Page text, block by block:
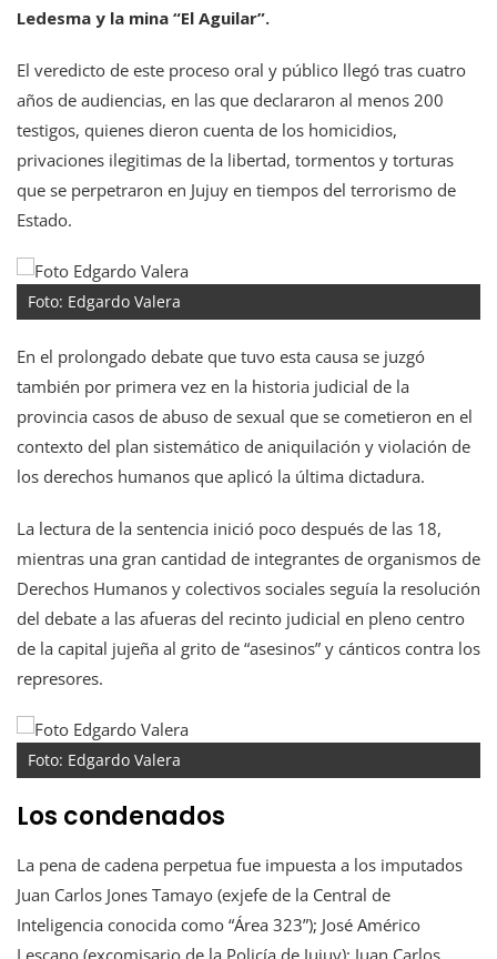
Ledesma y la mina “El Aguilar”.
El veredicto de este proceso oral y público llegó tras cuatro
años de audiencias, en las que declararon al menos 200
testigos, quienes dieron cuenta de los homicidios,
privaciones ilegitimas de la libertad, tormentos y torturas
que se perpetraron en Jujuy en tiempos del terrorismo de
Estado.
Foto: Edgardo Valera
En el prolongado debate que tuvo esta causa se juzgó
también por primera vez en la historia judicial de la
provincia casos de abuso de sexual que se cometieron en el
contexto del plan sistemático de aniquilación y violación de
los derechos humanos que aplicó la última dictadura.
La lectura de la sentencia inició poco después de las 18,
mientras una gran cantidad de integrantes de organismos de
Derechos Humanos y colectivos sociales seguía la resolución
del debate a las afueras del recinto judicial en pleno centro
de la capital jujeña al grito de “asesinos” y cánticos contra los
represores.
Foto: Edgardo Valera
Los condenados
La pena de cadena perpetua fue impuesta a los imputados
Juan Carlos Jones Tamayo (exjefe de la Central de
Inteligencia conocida como “Área 323”); José Américo
Lescano (excomisario de la Policía de Jujuy); Juan Carlos